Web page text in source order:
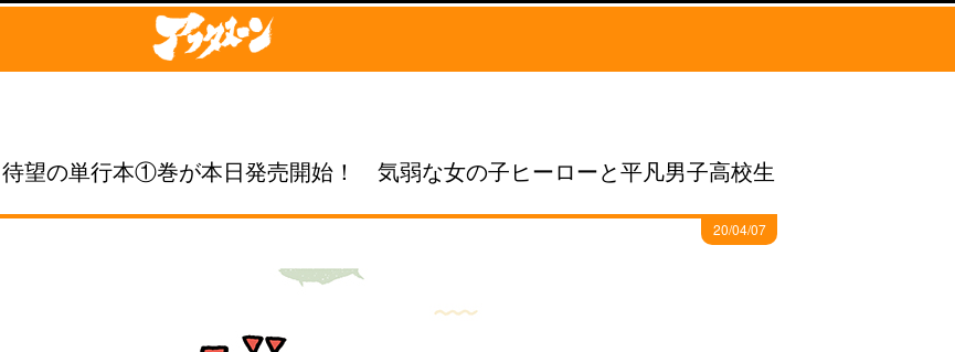
待望の単行本①巻が本日発売開始！ 気弱な女の子ヒーローと平凡男子高校生
20/04/07